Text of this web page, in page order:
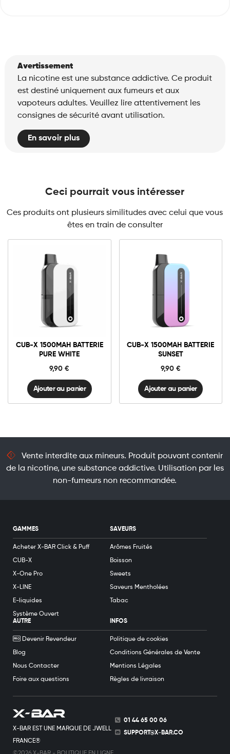
Avertissement
La nicotine est une substance addictive. Ce produit
est destiné uniquement aux fumeurs et aux
vapoteurs adultes. Veuillez lire attentivement les
consignes de sécurité avant utilisation.
En savoir plus
Ceci pourrait vous intéresser
Ces produits ont plusieurs similitudes avec celui que vous
êtes en train de consulter
CUB-X 1500MAH BATTERIE
PURE WHITE
9,90€
CUB-
Pure
White
quantité
Ajouter au panier
CUB-X 1500MAH BATTERIE
SUNSET
9,90 €
CUB-
Sunset
quantité
Ajouter au panier
Vente interdite aux mineurs. Produit pouvant contenir
de la nicotine, une substance addictive. Utilisation par les
non-fumeurs non recommandée.
X-BAR EST UNE MARQUE DE JWELL
FRANCE®
01 44 65 00 06
SUPPORT@X-BAR.CO
GAMMES
Acheter X-BAR Click & Puff
CUB-X
X-One Pro
X-LINE
E-liquides
Système Ouvert
SAVEURS
Arômes Fruités
Boisson
Sweets
Saveurs Mentholées
Tabac
AUTRE
Devenir Revendeur
Blog
Nous Contacter
Foire aux questions
INFOS
Politique de cookies
Conditions Générales de Vente
Mentions Légales
Règles de livraison